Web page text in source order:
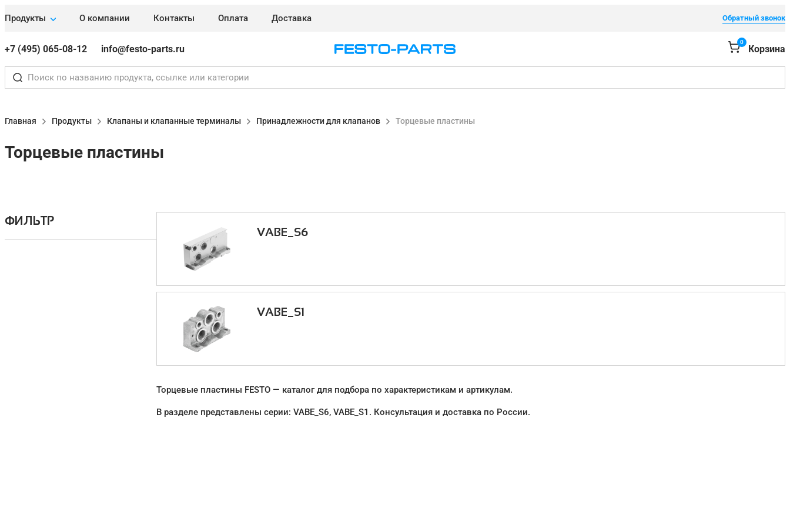
Продукты О компании Контакты Оплата Доставка Обратный звонок
+7 (495) 065-08-12 info@festo-parts.ru
0
Корзина
Главная Продукты Клапаны и клапанные терминалы Принадлежности для клапанов Торцевые пластины
Торцевые пластины
ФИЛЬТР
VABE_S6
VABE_S1
Торцевые пластины FESTO — каталог для подбора по характеристикам и артикулам.
В разделе представлены серии: VABE_S6, VABE_S1. Консультация и доставка по России.